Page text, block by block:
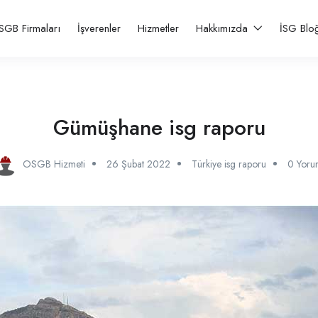
Firmaları İşverenler Hizmetler Hakkımızda İSG
Gümüşhane isg raporu
OSGB Hizmeti 26 Şubat 2022 Türkiye isg raporu 0